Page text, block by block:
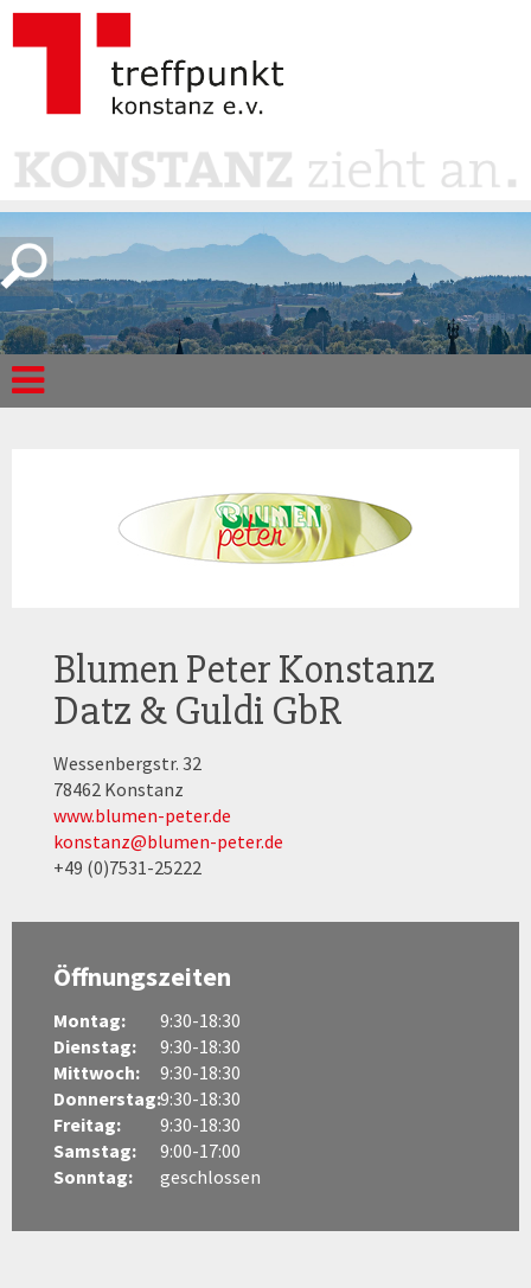
Blumen Peter Konstanz
Datz & Guldi GbR
Wessenbergstr. 32
78462 Konstanz
www.blumen-peter.de
konstanz@blumen-peter.de
+49 (0)7531-25222
Öffnungszeiten
Montag:
9:30-18:30
Dienstag:
9:30-18:30
Mittwoch:
9:30-18:30
Donnerstag:9:30-18:30
Freitag:
9:30-18:30
Samstag:
9:00-17:00
Sonntag:
geschlossen